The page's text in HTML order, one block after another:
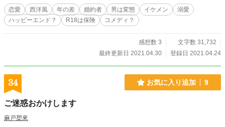
《注意》 直接的なR18（ベッドでのあれやこれや）はないものの、変態男が出
てきます。 ちなみに犯罪的な男です。 苦手な方は閉じましょう。 覚悟がある人
のみ先に進みましょう。 ざまぁはありません。 ざまぁを期待している人も去り
しょう。 作品を読んだ後の文句は受け付けません。 小説家になろうでも掲載
恋愛 西洋風 年の差 婚約者 男は変態 イケメン
溺愛
ハッピーエンド？
R18は保険 コメディ？
感想数 3
文字数 31,732
最終更新日 2021.04.30
登録日 2021.04.24
34 お気に入り追加 9
ご迷惑おかけします
麻戸槊來